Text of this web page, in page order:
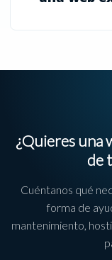
¿Quieres una
de
Cuéntanos qué
forma de
mantenimiento,